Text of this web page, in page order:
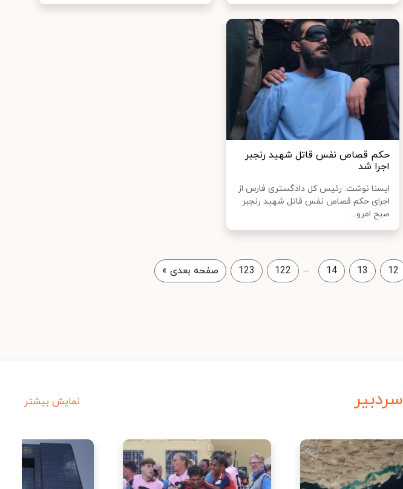
حکم قصاص نفس قاتل شهید رنجبر
اجرا شد
ایسنا نوشت: رئیس کل دادگستری فارس از
اجرای حکم قصاص نفس قاتل شهید رنجبر
صبح امرو...
12
13
14
...
122
123 صفحه بعدی »
سردبیر نمایش بیشتر